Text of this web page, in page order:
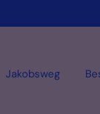
Jakobsweg